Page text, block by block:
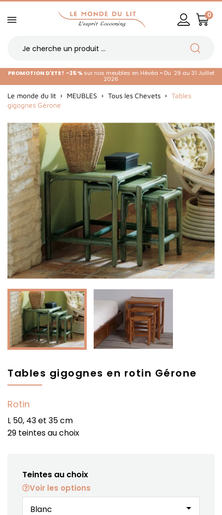
0
PROMOTION D'ETE ! -25 % sur nos meubles en Hévéa - Du 29 au 31 Juillet
2026
Le monde du lit MEUBLES Tous les Chevets
Tables
gigognes Gérone
Tables gigognes en rotin Gérone
Rotin
L 50, 43 et 35 cm
29 teintes au choix
Teintes au choix
Voir les options
arrow_drop_down